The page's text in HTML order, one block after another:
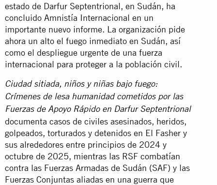
estado de Darfur Septentrional, en Sudán, ha
concluido Amnistía Internacional en un
importante nuevo informe. La organización pide
ahora un alto el fuego inmediato en Sudán, así
como el despliegue urgente de una fuerza
internacional para proteger a la población civil.
Ciudad sitiada, niños y niñas bajo fuego:
Crímenes de lesa humanidad cometidos por las
Fuerzas de Apoyo Rápido en Darfur Septentrional
documenta casos de civiles asesinados, heridos,
golpeados, torturados y detenidos en El Fasher y
sus alrededores entre principios de 2024 y
octubre de 2025, mientras las RSF combatían
contra las Fuerzas Armadas de Sudán (SAF) y las
Fuerzas Conjuntas aliadas en una guerra que